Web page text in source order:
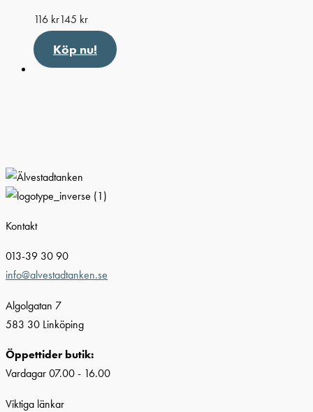
116 kr145 kr
Köp nu!
Kontakt
013-39 30 90
info@alvestadtanken.se
Algolgatan 7
583 30 Linköping
Öppettider butik:
Vardagar 07.00 - 16.00
Viktiga länkar